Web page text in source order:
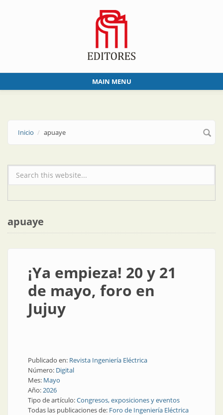
MAIN MENU
Inicio apuaye
Formulario de búsqueda
apuaye
¡Ya empieza! 20 y 21
de mayo, foro en
Jujuy
Publicado en: Revista Ingeniería Eléctrica
Número: Digital
Mes: Mayo
Año:2026
Tipo de artículo:Congresos, exposiciones y eventos
Todas las publicaciones de: Foro de Ingeniería Eléctrica